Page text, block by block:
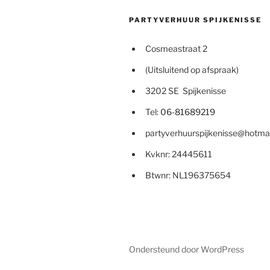
PARTYVERHUUR SPIJKENISSE
Cosmeastraat 2
(Uitsluitend op afspraak)
3202 SE Spijkenisse
Tel: 06-81689219
Kvknr: 24445611
Btwnr: NL196375654
Ondersteund door WordPress